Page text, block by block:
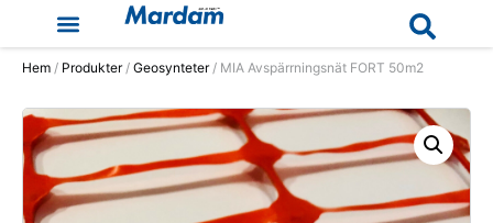
Hem / Produkter/ Geosynteter/ MIA Avspärrningsnät FORT 50m2